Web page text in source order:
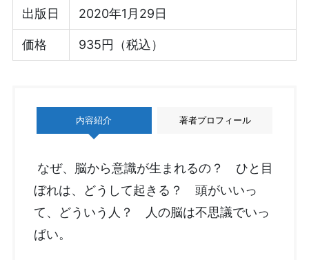
出版日 2020年1月29日
価格 935円（税込）
内容紹介 著者プロフィール
なぜ、脳から意識が生まれるの？ ひと目
ぼれは、どうして起きる？ 頭がいいっ
て、どういう人？ 人の脳は不思議でいっ
ぱい。